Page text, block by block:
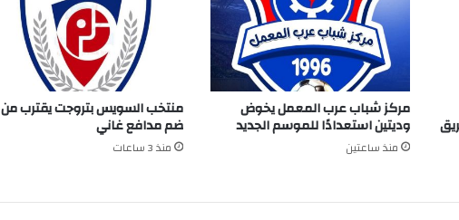
مركز شباب عرب المعمل يخوض
وديتين استعدادًا للموسم الجديد
منذ ساعتين
منتخب السويس بتروجت يقترب من
ضم مدافع غاني
منذ 3 ساعات